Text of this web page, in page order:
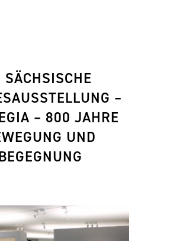
SÄCHSISCHE
–
– 800 JAHRE
UND